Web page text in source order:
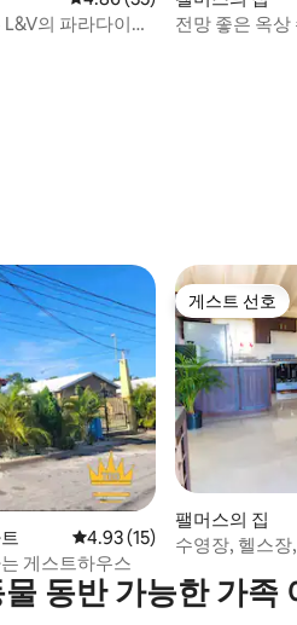
의 파라다이스
전망 좋은 옥상
평점 4.93점(5점 만점), 후기
4.93 (15)
게스트하우스
게스트 선호
게스트 선호
팰머스의 집
수영장, 헬스장
동반 가능한 가족